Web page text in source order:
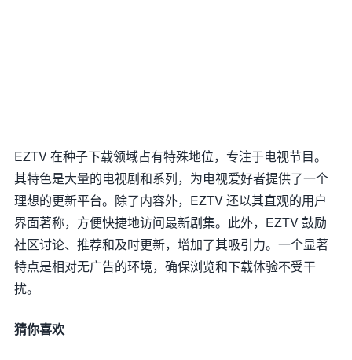
EZTV 在种子下载领域占有特殊地位，专注于电视节目。
其特色是大量的电视剧和系列，为电视爱好者提供了一个
理想的更新平台。除了内容外，EZTV 还以其直观的用户
界面著称，方便快捷地访问最新剧集。此外，EZTV 鼓励
社区讨论、推荐和及时更新，增加了其吸引力。一个显著
特点是相对无广告的环境，确保浏览和下载体验不受干
扰。
猜你喜欢